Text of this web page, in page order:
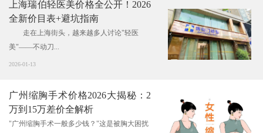
上海瑞伯轻医美价格全公开！2026
全新价目表+避坑指南
走在上海街头，越来越多人讨论"轻医
美"——不动刀...
2026-01-13
广州缩胸手术价格2026大揭秘：2
万到15万差价全解析
"广州缩胸手术一般多少钱？"这是被胸大困扰